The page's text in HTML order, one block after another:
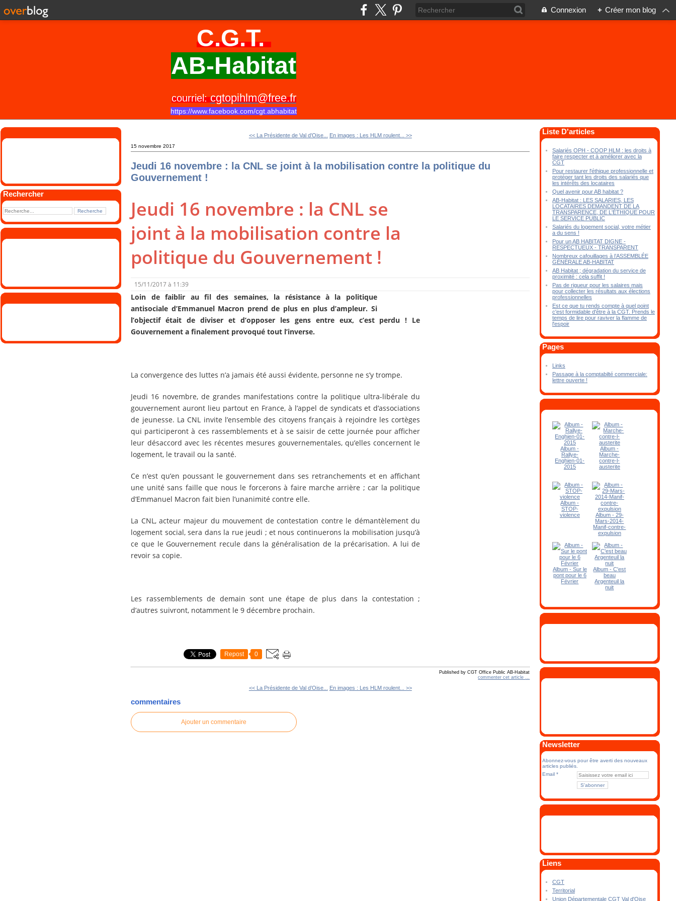
Connexion + Créer mon blog
C.G.T.
AB-Habitat
courriel:cgtopihlm@free.fr
https://www.facebook.com/cgt.abhabitat
Rechercher
<< La Présidente de Val d’Oise... En images : Les HLM roulent... >>
15 novembre 2017
Jeudi 16 novembre : la CNL se joint à la mobilisation contre la politique du
Gouvernement !
Jeudi 16 novembre : la CNL se
joint à la mobilisation contre la
politique du Gouvernement !
15/11/2017 à 11:39
Loin de faiblir au fil des semaines, la résistance à la politique
antisociale d’Emmanuel Macron prend de plus en plus d’ampleur. Si
l’objectif était de diviser et d’opposer les gens entre eux, c’est perdu ! Le
Gouvernement a finalement provoqué tout l’inverse.
La convergence des luttes n’a jamais été aussi évidente, personne ne s’y trompe.
Jeudi 16 novembre, de grandes manifestations contre la politique ultra-libérale du
gouvernement auront lieu partout en France, à l’appel de syndicats et d’associations
de jeunesse. La CNL invite l’ensemble des citoyens français à rejoindre les cortèges
qui participeront à ces rassemblements et à se saisir de cette journée pour afficher
leur désaccord avec les récentes mesures gouvernementales, qu’elles concernent le
logement, le travail ou la santé.
Ce n’est qu’en poussant le gouvernement dans ses retranchements et en affichant
une unité sans faille que nous le forcerons à faire marche arrière ; car la politique
d’Emmanuel Macron fait bien l’unanimité contre elle.
La CNL, acteur majeur du mouvement de contestation contre le démantèlement du
logement social, sera dans la rue jeudi ; et nous continuerons la mobilisation jusqu’à
ce que le Gouvernement recule dans la généralisation de la précarisation. A lui de
revoir sa copie.
Les rassemblements de demain sont une étape de plus dans la contestation ;
d’autres suivront, notamment le 9 décembre prochain.
Repost 0
Published by CGT Office Public AB-Habitat
commenter cet article …
<< La Présidente de Val d’Oise... En images : Les HLM roulent... >>
commentaires
Ajouter un commentaire
Liste D'articles
Salariés OPH - COOP HLM : les droits à
faire respecter et à améliorer avec la
CGT
Pour restaurer l'éthique professionnelle et
protéger tant les droits des salariés que
les intérêts des locataires
Quel avenir pour AB habitat ?
AB-Habitat : LES SALARIES, LES
LOCATAIRES DEMANDENT DE LA
TRANSPARENCE, DE L'ÉTHIQUE POUR
LE SERVICE PUBLIC
Salariés du logement social, votre métier
a du sens !
Pour un AB HABITAT DIGNE -
RESPECTUEUX - TRANSPARENT
Nombreux cafouillages à l’ASSEMBLÉE
GÉNÉRALE AB-HABITAT
AB Habitat ; dégradation du service de
proximité : cela suffit !
Pas de rigueur pour les salaires mais
pour collecter les résultats aux élections
professionnelles
Est ce que tu rends compte à quel point
c'est formidable d'être à la CGT. Prends le
temps de lire pour raviver la flamme de
l'espoir
Pages
Links
Passage à la comptabilté commerciale:
lettre ouverte !
Album -
Rallye-
Enghien-01-
2015
Album -
Marche-
contre-l-
austerite
Album -
STOP-
violence
Album - 29-
Mars-2014-
Manif-contre-
expulsion
Album - Sur le
pont pour le 6
Février
Album - C'est
beau
Argenteuil la
nuit
Newsletter
Abonnez-vous pour être averti des nouveaux
articles publiés.
Email
Liens
CGT
Territorial
Union Départementale CGT Val d'Oise